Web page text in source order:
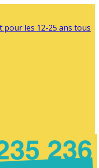
pour les 12-25 ans tous